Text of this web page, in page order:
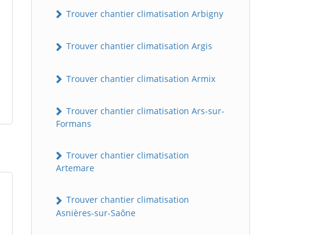
Trouver chantier climatisation Arbigny
Trouver chantier climatisation Argis
Trouver chantier climatisation Armix
Trouver chantier climatisation Ars-sur-
Formans
Trouver chantier climatisation
Artemare
Trouver chantier climatisation
Asnières-sur-Saône